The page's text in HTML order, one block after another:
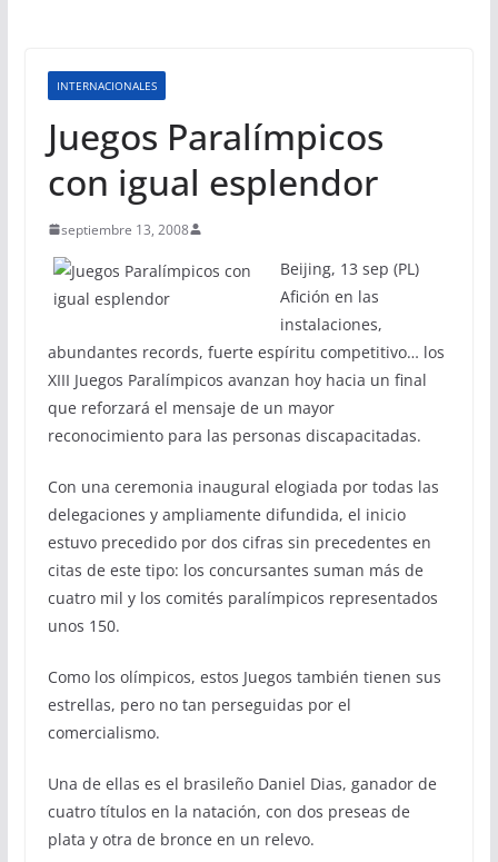
INTERNACIONALES
Juegos Paralímpicos
con igual esplendor
septiembre 13, 2008
Beijing, 13 sep (PL)
Afición en las
instalaciones,
abundantes records, fuerte espíritu competitivo… los
XIII Juegos Paralímpicos avanzan hoy hacia un final
que reforzará el mensaje de un mayor
reconocimiento para las personas discapacitadas.
Con una ceremonia inaugural elogiada por todas las
delegaciones y ampliamente difundida, el inicio
estuvo precedido por dos cifras sin precedentes en
citas de este tipo: los concursantes suman más de
cuatro mil y los comités paralímpicos representados
unos 150.
Como los olímpicos, estos Juegos también tienen sus
estrellas, pero no tan perseguidas por el
comercialismo.
Una de ellas es el brasileño Daniel Dias, ganador de
cuatro títulos en la natación, con dos preseas de
plata y otra de bronce en un relevo.